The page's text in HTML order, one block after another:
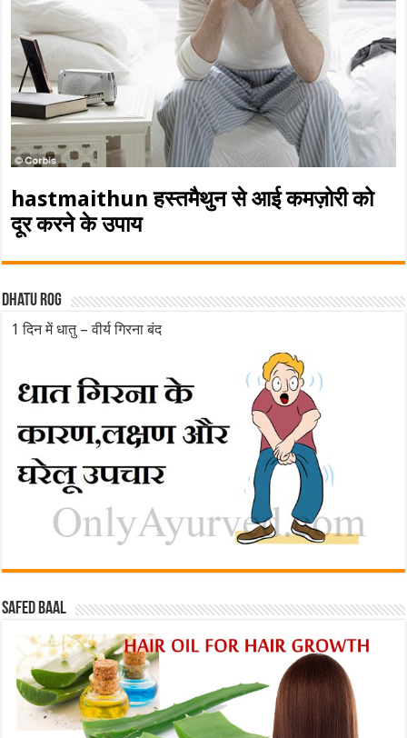
hastmaithun हस्तमैथुन से आई कमज़ोरी को
दूर करने के उपाय
Dhatu rog
1 दिन में धातु – वीर्य गिरना बंद
Safed baal